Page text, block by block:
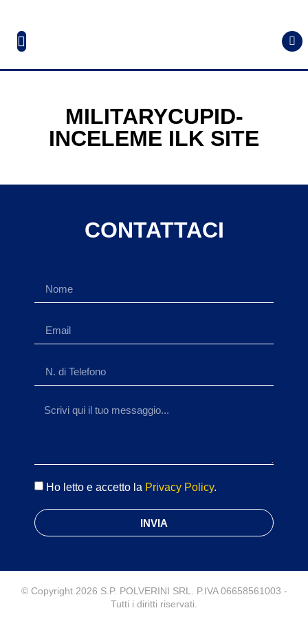
MILITARYCUPID-
INCELEME ILK SITE
CONTATTACI
Ho letto e accetto la Privacy Policy.
INVIA
© Copyright 2026 S.P. POLVERINI SRL. P.IVA 06658561003 -
Tutti i diritti riservati.